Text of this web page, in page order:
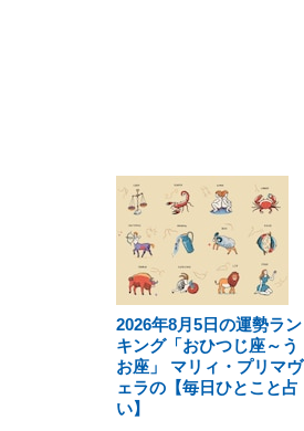
2026年8月5日の運勢ラン
キング「おひつじ座～う
お座」 マリィ・プリマヴ
ェラの【毎日ひとこと占
い】